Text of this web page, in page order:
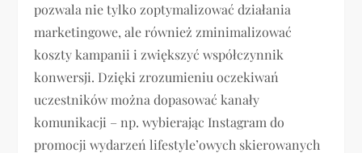
pozwala nie tylko zoptymalizować działania
marketingowe, ale również zminimalizować
koszty kampanii i zwiększyć współczynnik
konwersji. Dzięki zrozumieniu oczekiwań
uczestników można dopasować kanały
komunikacji – np. wybierając Instagram do
promocji wydarzeń lifestyle’owych skierowanych